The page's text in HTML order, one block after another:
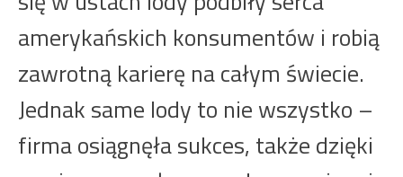
amerykańskich konsumentów i robią
zawrotną karierę na całym świecie.
Jednak same lody to nie wszystko –
firma osiągnęła sukces, także dzięki